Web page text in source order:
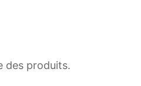
des produits.